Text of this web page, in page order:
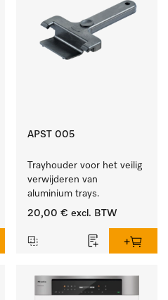
APST 005
Trayhouder voor het veilig
verwijderen van
aluminium trays.
20,00 € excl. BTW